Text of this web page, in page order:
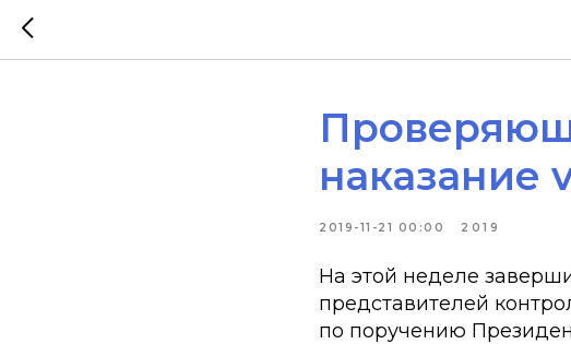
наказание
2019-11-21 00:00 2019
На этой неделе
представителей
по поручению